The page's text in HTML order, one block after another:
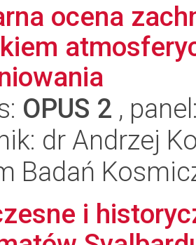
ocena
OPUS 2 ,
dr Andrzej
Badań
i